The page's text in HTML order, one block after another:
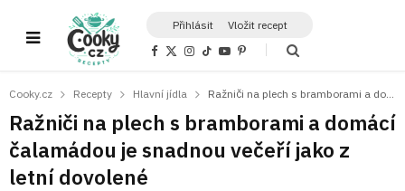
Přihlásit Vložit recept
F
b
o
k
X
i
t
e
r
)
I
a
r
a
m
T
o
Y
u
e
P
e
e
s
t
Cooky.cz Recepty Hlavní jídla
Ražniči na plech s bramborami a domácí
čalamádou je snadnou večeří jako z
letní dovolené